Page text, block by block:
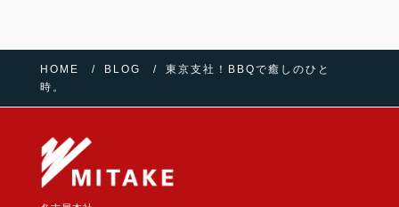
HOME BLOG
東京支社！BBQで癒しのひと
時。